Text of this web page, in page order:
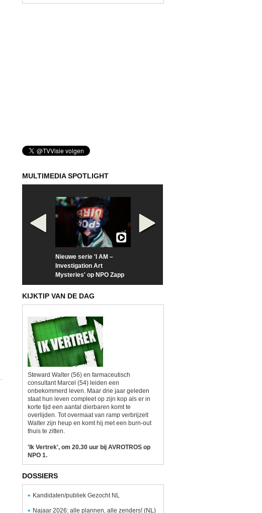
MULTIMEDIA SPOTLIGHT
Nieuwe serie 'I AM –
Investigation Art
Mysteries' op NPO Zapp
KIJKTIP VAN DE DAG
Steward Walter (56) en farmaceutisch
consultant Marcel (54) leiden een
onbekommerd leven. Maar drie jaar geleden
staat hun leven compleet op zijn kop als er in
korte tijd een aantal dierbaren komt te
overlijden. Tot overmaat van ramp verbrijzelt
Walter zijn heup en komt hij met een burn-out
thuis te zitten.
'Ik Vertrek', om 20.30 uur bij AVROTROS op
NPO 1.
DOSSIERS
Kandidaten/publiek Gezocht NL
Najaar 2026: alle plannen, alle zenders! (NL)